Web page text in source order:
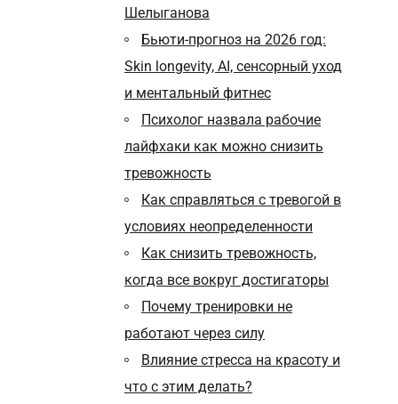
Шелыганова
Бьюти-прогноз на 2026 год:
Skin longevity, AI, сенсорный уход
и ментальный фитнес
Психолог назвала рабочие
лайфхаки как можно снизить
тревожность
Как справляться с тревогой в
условиях неопределенности
Как снизить тревожность,
когда все вокруг достигаторы
Почему тренировки не
работают через силу
Влияние стресса на красоту и
что с этим делать?